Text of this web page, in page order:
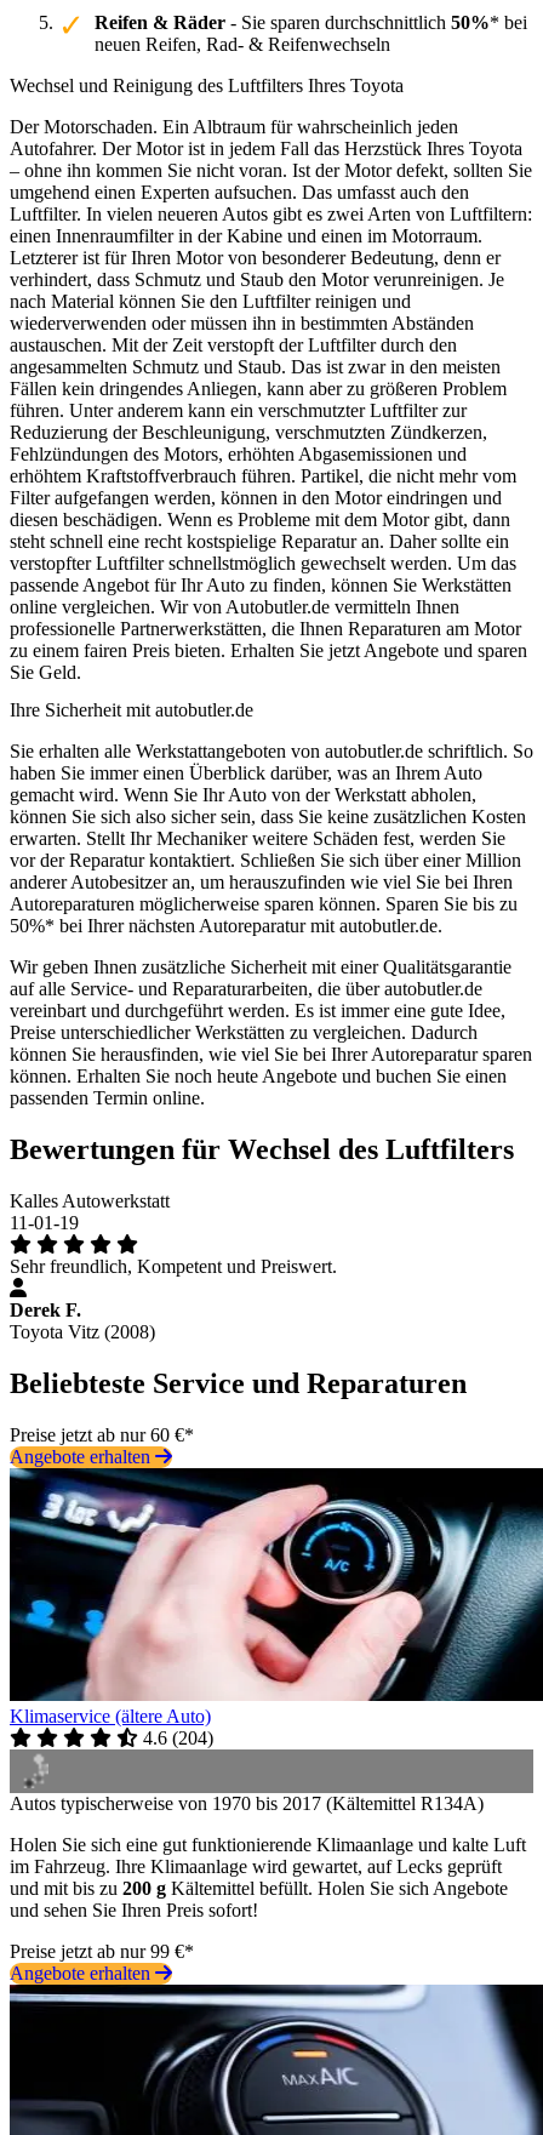
Reifen & Räder - Sie sparen durchschnittlich 50%* bei
neuen Reifen, Rad- & Reifenwechseln
Wechsel und Reinigung des Luftfilters Ihres Toyota
Der Motorschaden. Ein Albtraum für wahrscheinlich jeden
Autofahrer. Der Motor ist in jedem Fall das Herzstück Ihres Toyota
– ohne ihn kommen Sie nicht voran. Ist der Motor defekt, sollten Sie
umgehend einen Experten aufsuchen. Das umfasst auch den
Luftfilter. In vielen neueren Autos gibt es zwei Arten von Luftfiltern:
einen Innenraumfilter in der Kabine und einen im Motorraum.
Letzterer ist für Ihren Motor von besonderer Bedeutung, denn er
verhindert, dass Schmutz und Staub den Motor verunreinigen. Je
nach Material können Sie den Luftfilter reinigen und
wiederverwenden oder müssen ihn in bestimmten Abständen
austauschen. Mit der Zeit verstopft der Luftfilter durch den
angesammelten Schmutz und Staub. Das ist zwar in den meisten
Fällen kein dringendes Anliegen, kann aber zu größeren Problem
führen. Unter anderem kann ein verschmutzter Luftfilter zur
Reduzierung der Beschleunigung, verschmutzten Zündkerzen,
Fehlzündungen des Motors, erhöhten Abgasemissionen und
erhöhtem Kraftstoffverbrauch führen. Partikel, die nicht mehr vom
Filter aufgefangen werden, können in den Motor eindringen und
diesen beschädigen. Wenn es Probleme mit dem Motor gibt, dann
steht schnell eine recht kostspielige Reparatur an. Daher sollte ein
verstopfter Luftfilter schnellstmöglich gewechselt werden. Um das
passende Angebot für Ihr Auto zu finden, können Sie Werkstätten
online vergleichen. Wir von Autobutler.de vermitteln Ihnen
professionelle Partnerwerkstätten, die Ihnen Reparaturen am Motor
zu einem fairen Preis bieten. Erhalten Sie jetzt Angebote und sparen
Sie Geld.
Ihre Sicherheit mit autobutler.de
Sie erhalten alle Werkstattangeboten von autobutler.de schriftlich. So
haben Sie immer einen Überblick darüber, was an Ihrem Auto
gemacht wird. Wenn Sie Ihr Auto von der Werkstatt abholen,
können Sie sich also sicher sein, dass Sie keine zusätzlichen Kosten
erwarten. Stellt Ihr Mechaniker weitere Schäden fest, werden Sie
vor der Reparatur kontaktiert. Schließen Sie sich über einer Million
anderer Autobesitzer an, um herauszufinden wie viel Sie bei Ihren
Autoreparaturen möglicherweise sparen können. Sparen Sie bis zu
50%* bei Ihrer nächsten Autoreparatur mit autobutler.de.
Wir geben Ihnen zusätzliche Sicherheit mit einer Qualitätsgarantie
auf alle Service- und Reparaturarbeiten, die über autobutler.de
vereinbart und durchgeführt werden. Es ist immer eine gute Idee,
Preise unterschiedlicher Werkstätten zu vergleichen. Dadurch
können Sie herausfinden, wie viel Sie bei Ihrer Autoreparatur sparen
können. Erhalten Sie noch heute Angebote und buchen Sie einen
passenden Termin online.
Bewertungen für Wechsel des Luftfilters
Kalles Autowerkstatt
11-01-19
Sehr freundlich, Kompetent und Preiswert.
Derek F.
Toyota Vitz (2008)
Beliebteste Service und Reparaturen
Preise jetzt ab nur 60 €*
Angebote erhalten
Klimaservice (ältere Auto)
4.6 (204)
Autos typischerweise von 1970 bis 2017 (Kältemittel R134A)
Holen Sie sich eine gut funktionierende Klimaanlage und kalte Luft
im Fahrzeug. Ihre Klimaanlage wird gewartet, auf Lecks geprüft
und mit bis zu 200 g Kältemittel befüllt. Holen Sie sich Angebote
und sehen Sie Ihren Preis sofort!
Preise jetzt ab nur 99 €*
Angebote erhalten